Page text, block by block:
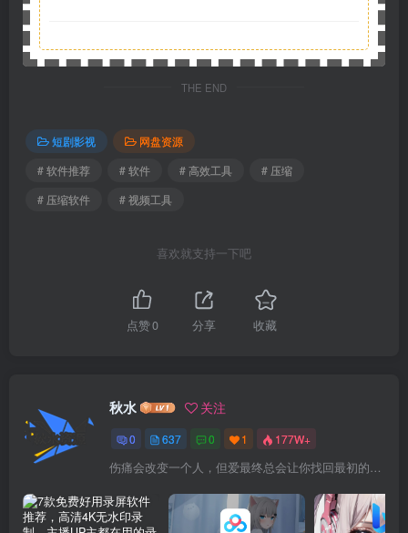
THE END
短剧影视
网盘资源
# 软件推荐
# 软件 # 高效工具
# 压缩
# 压缩软件
# 视频工具
喜欢就支持一下吧
点赞0 分享 收藏
秋水 关注
0 637 0 1 177W+
伤痛会改变一个人，但爱最终总会让你找回最初的自己